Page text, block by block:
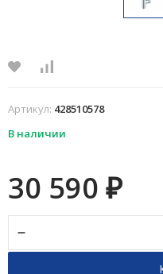
Артикул: 428510578
В наличии
30 590 ₽